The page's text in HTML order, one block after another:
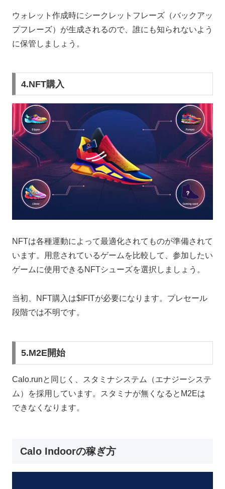
ウォレット作成時にシークレットフレーズ（バックアッ
プフレーズ）が生成されるので、誰にも知られないよう
に保管しましょう。
4.NFT購入
NFTは各種運動によって最適化されてものが準備されて
います。用意されているゲームを比較して、参加したい
ゲームに使用できるNFTシューズを選択しましょう。
当初、NFT購入は$IFITが必要になります。プレセール
段階では不明です。
5.M2E開始
Calo.runと同じく、スタミナシステム（エナジーシステ
ム）を採用しています。スタミナが無くなるとM2Eは
できなくなります。
Calo Indoorの稼ぎ方